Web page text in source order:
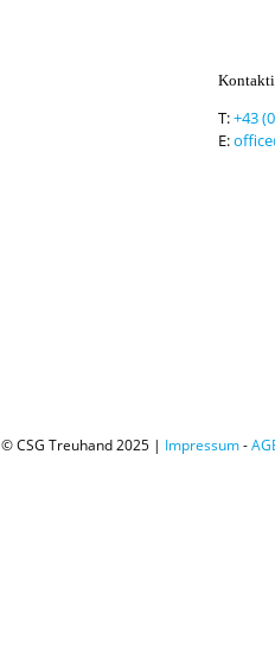
T:+43
E:
© CSG Treuhand 2025 | Impressum-